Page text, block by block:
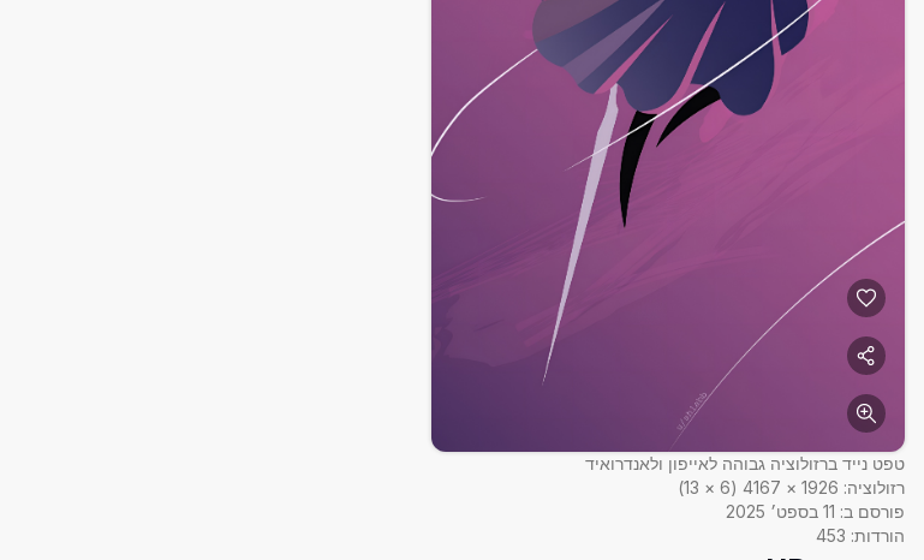
טפט נייד ברזולוציה גבוהה לאייפון ולאנדרואיד
רזולוציה: 1926
×
4167
(
6
×
13
)
פורסם ב: 11 בספט׳ 2025
הורדות: 453